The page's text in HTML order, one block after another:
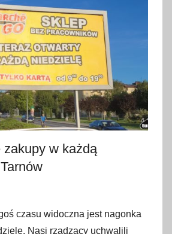
zakupy w każdą
czasu widoczna jest nagonka
Nasi rządzący uchwalili